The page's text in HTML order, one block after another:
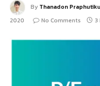
By Thanadon
2020
No Comments 3